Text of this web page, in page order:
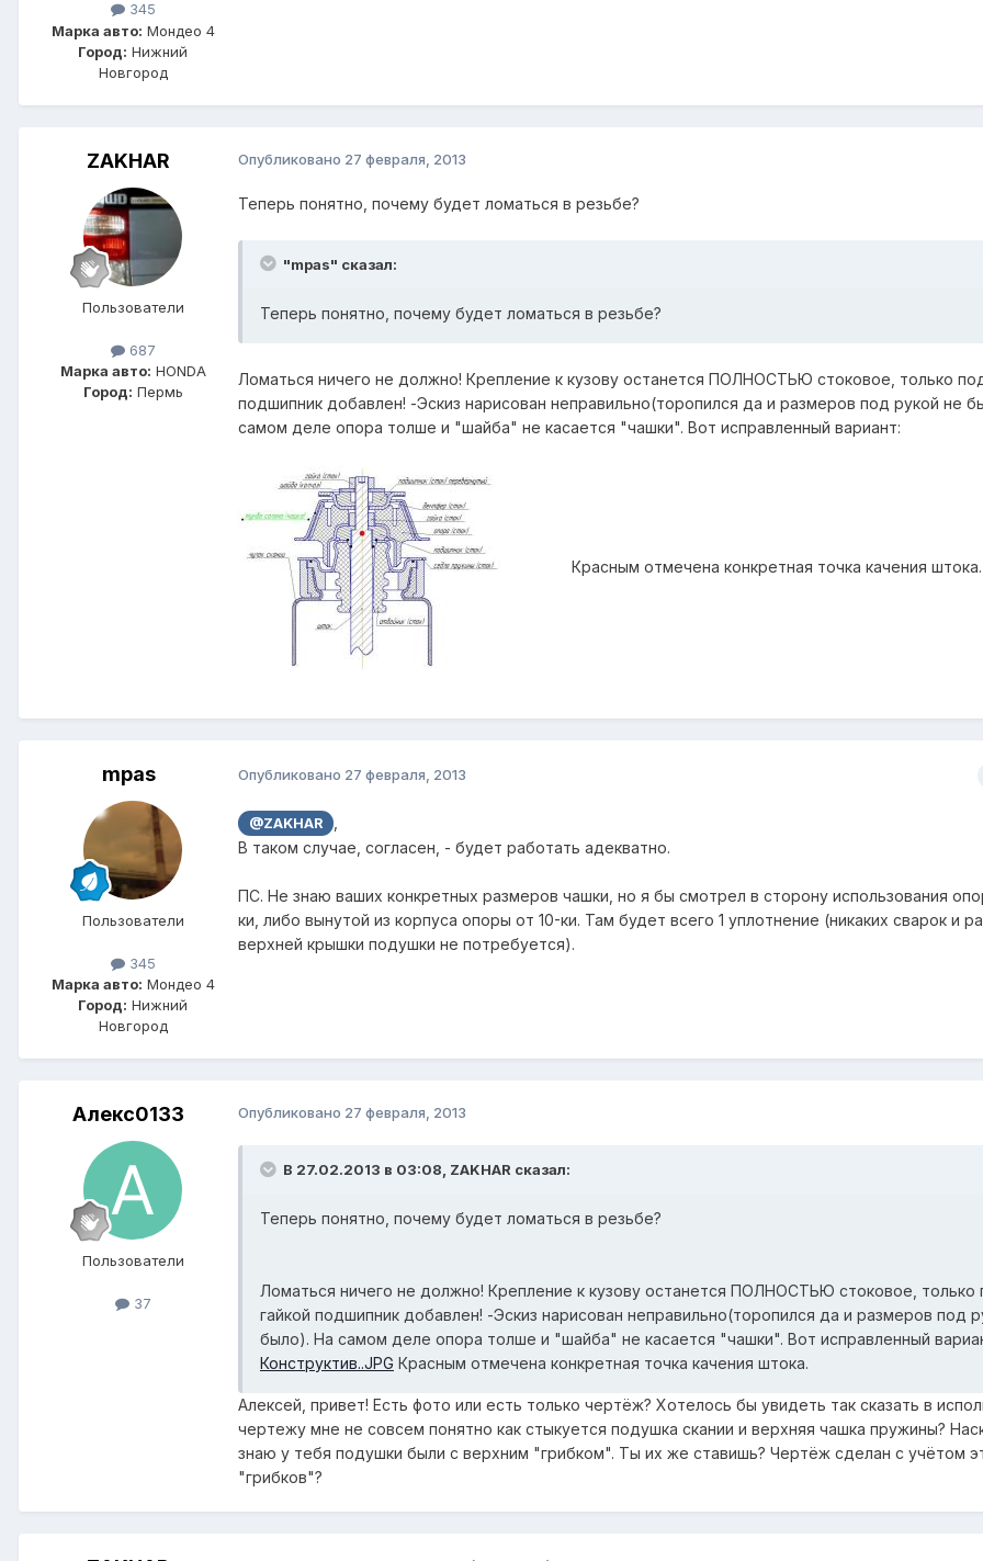
345
Марка авто: Мондео 4
Город: Нижний
Новгород
ZAKHAR
Пользователи
687
Марка авто: HONDA
Город: Пермь
Опубликовано 27 февраля, 2013
Теперь понятно, почему будет ломаться в резьбе?
"mpas" сказал:
Теперь понятно, почему будет ломаться в резьбе?
Ломаться ничего не должно! Крепление к кузову останется ПОЛНОСТЬЮ стоковое, только
подшипник добавлен! -Эскиз нарисован неправильно(торопился да и размеров под рукой не
самом деле опора толше и "шайба" не касается "чашки". Вот исправленный вариант:
Красным отмечена конкретная точка качения штока.
mpas
Пользователи
345
Марка авто: Мондео 4
Город: Нижний
Новгород
Опубликовано 27 февраля, 2013
@ZAKHAR
В таком случае, согласен, - будет работать адекватно.
ПС. Не знаю ваших конкретных размеров чашки, но я бы смотрел в сторону использования
ки, либо вынутой из корпуса опоры от 10-ки. Там будет всего 1 уплотнение (никаких сварок и
верхней крышки подушки не потребуется).
Алекс0133
Пользователи
37
Опубликовано 27 февраля, 2013
В 27.02.2013 в 03:08, ZAKHAR сказал:
Теперь понятно, почему будет ломаться в резьбе?
Ломаться ничего не должно! Крепление к кузову останется ПОЛНОСТЬЮ стоковое, только
гайкой подшипник добавлен! -Эскиз нарисован неправильно(торопился да и размеров под
было). На самом деле опора толше и "шайба" не касается "чашки". Вот исправленный
Конструктив..JPG Красным отмечена конкретная точка качения штока.
Алексей, привет! Есть фото или есть только чертёж? Хотелось бы увидеть так сказать в
чертежу мне не совсем понятно как стыкуется подушка скании и верхняя чашка пружины?
знаю у тебя подушки были с верхним "грибком". Ты их же ставишь? Чертёж сделан с учётом
"грибков"?